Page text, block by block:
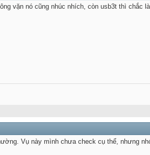
vặn nó cũng nhúc nhích, còn usb3t thì
Vụ này mình chưa check cụ thể, nhưng